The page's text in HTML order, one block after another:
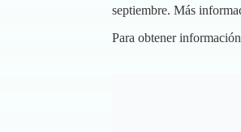
septiembre. Más
Para obtener